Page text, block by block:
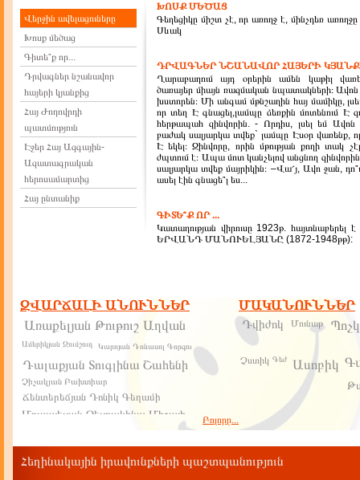
Վերջին ավելացուները
Խոսք մեծաց
Գիտե՞ք որ...
Դրվագներ նշանավոր
հայերի կյանքից
Հայ Ժողովրդի
պատմություն
Էջեր Հայ Ազգային-
Ազատագրական
հերոսամարտից
Հայ ընտանիք
ԽՈՍՔ ՄԵԾԱՑ
Գեղեցիկը միշտ չէ, որ առողջ է, մինչդեռ
Սևակ
ԴՐՎԱԳՆԵՐ ՆՇԱՆԱՎՈՐ ՀԱՅԵՐԻ
Ղարաբաղում այդ օրերին ամեն կաթիլ
ծառայեր միայն ռազմական նպատակների։ Ավոն
խստորեն։ Մի անգամ մթնշաղին հայ մամիկը,
որ տեղ Է գնացել,լամպը ձեռքին մոտենում Է
հերթապահ զինվորին. - Որդիս, լսել եմ
բաժակ սալյարկա տվեք` լամպը Էսօր վառենք,
Է եկել։ Զինվորը, որին մթության քողի տակ
ժպտում է։ Ապա մոտ կանչելով անցնող զինվորին
սալյարկա տվեք մայրիկին։ –Վա՜յ, Ավո ջան,
ասել էին գնացե՞լ ես...
ԳԻՏԵ՞Ք ՈՐ ...
Կատաղության վիրուսը 1923թ. հայտնաբերել
ԵՐՎԱՆԴ ՄԱՆՈՒԵԼՅԱՆԸ (1872-1948թթ):
տարածքում ստեղծվելու էր ինքնավար
ցանկանում նույնիսկ ինքնավարության այդ
ԼՂՀ-ին: 1921թ. դիմելով Կոմկուսի կովկասյան
ԼՂՀ-ին ինքնավարություն չտարմադրել:
ներկայացո
ՄԱՐՏԱԿԱՆ ՈՒ
ԳՈՐԾՈՂՈՒԹՅՈՒՆՆԵՐԸ 1903-1904
զինատար հեծելախմբի անցումը Սասուն
Սասուն Սասունում և Դաշտում ընթացող
թշնամու դեմ մարտեր էին մղում զինատար
կանոնավոր զորագնդերի և քուրդ
մարտիկներին: Թեպետ
նշանակություն ունեցող իրադարձությո
ԶՎԱՐՃԱԼԻ ԱՆՈՒՆՆԵՐ
Առաքելյան Թութուշ Աղվան
Ամերիկյան Ջումշուդ Կարոյան Դոնասոլ Գորգու
Դալաքյան Տուգլինա Շահենի
Չիչակյան Բախտիար
Ճենտերեճյան Դոնիկ Գեղամի
Մուսայելյան Չելյուսկինա Միշայի
Նադոյան Բանիջար Բալաշի
Բոլորը...
ՄԱԿԱՆՈՒՆՆԵՐ
Դվիժոկ Մունաթ
Չստիկ Գեժ Ասոբիկ
Հեղինակային իրավունքների պաշտպանություն